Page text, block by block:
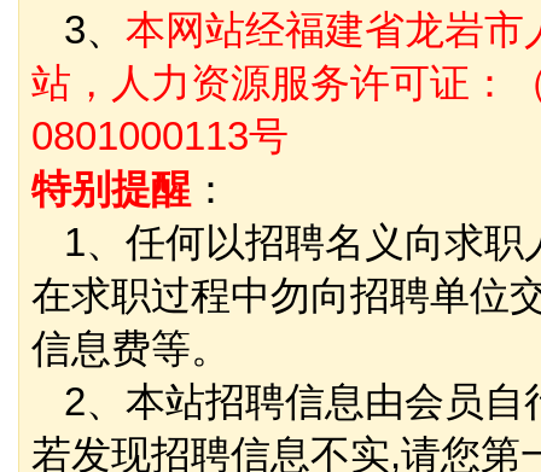
3、 本网站经福建省龙岩
站，人力资源服务许可证：
0801000113号
特别提醒 ：
1、任何以招聘名义向求职
在求职过程中勿向招聘单位
信息费等。
2、本站招聘信息由会员自
若发现招聘信息不实,请您第